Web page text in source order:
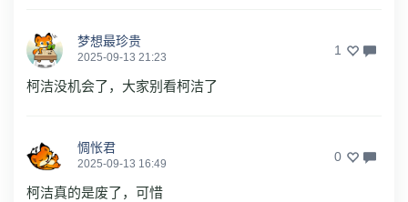
梦想最珍贵
2025-09-13 21:23 1
柯洁没机会了，大家别看柯洁了
惆怅君
2025-09-13 16:49 0
柯洁真的是废了，可惜